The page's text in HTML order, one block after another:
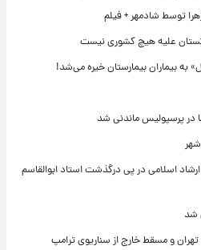
توسط شادمهر + فیلم
علیه هیچ کشوری نیست
به بیماران بیمارستان خیره می‌شد!
در پرسپولیس ماندنی شد
اسلامی در پی درگذشت استاد ابوالقاسم
شد
و مسقط خارج از سناریوی ترامپ